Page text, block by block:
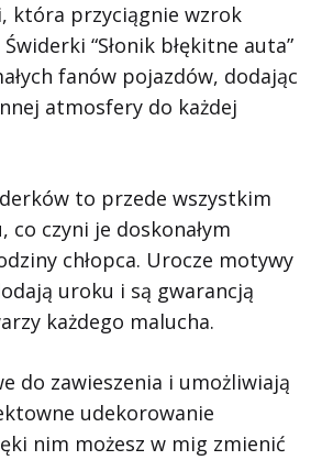
która przyciągnie wzrok
“Słonik błękitne auta”
fanów pojazdów, dodając
atmosfery do każdej
to przede wszystkim
co czyni je doskonałym
chłopca. Urocze motywy
uroku i są gwarancją
każdego malucha.
do zawieszenia i umożliwiają
udekorowanie
nim możesz w mig zmienić